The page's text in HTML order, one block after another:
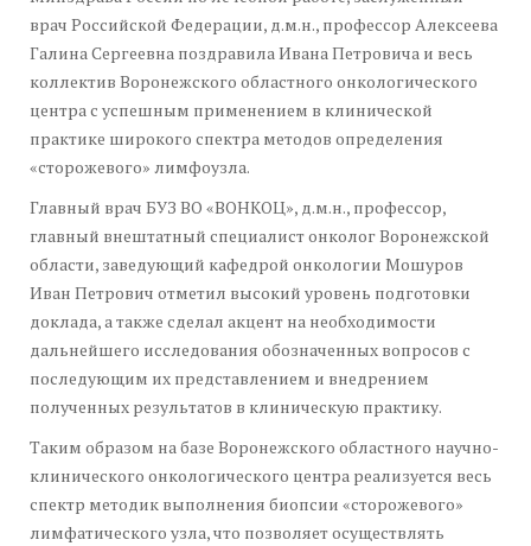
врач Российской Федерации, д.м.н., профессор Алексеева
Галина Сергеевна поздравила Ивана Петровича и весь
коллектив Воронежского областного онкологического
центра с успешным применением в клинической
практике широкого спектра методов определения
«сторожевого» лимфоузла.
Главный врач БУЗ ВО «ВОНКОЦ», д.м.н., профессор,
главный внештатный специалист онколог Воронежской
области, заведующий кафедрой онкологии Мошуров
Иван Петрович отметил высокий уровень подготовки
доклада, а также сделал акцент на необходимости
дальнейшего исследования обозначенных вопросов с
последующим их представлением и внедрением
полученных результатов в клиническую практику.
Таким образом на базе Воронежского областного научно-
клинического онкологического центра реализуется весь
спектр методик выполнения биопсии «сторожевого»
лимфатического узла, что позволяет осуществлять